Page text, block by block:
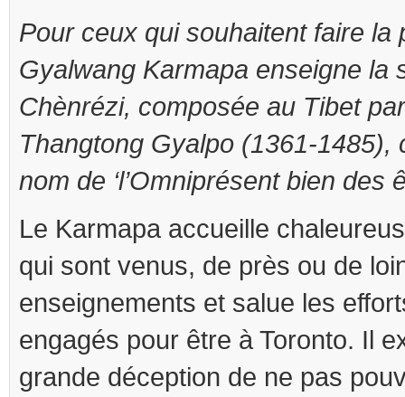
Pour ceux qui souhaitent faire la
Gyalwang Karmapa enseigne la
Chènrézi, composée au Tibet
Thangtong Gyalpo (1361-1485),
nom de ‘l’Omniprésent bien des
Le Karmapa accueille
qui sont venus, de près ou de
enseignements et salue les
engagés pour être à Toronto. Il
grande déception de ne pas